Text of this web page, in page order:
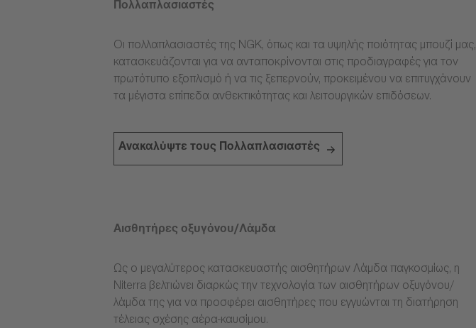
Πολλαπλασιαστές
Οι πολλαπλασιαστές της NGK, όπως και τα υψηλής ποιότητας μπουζί μας,
κατασκευάζονται για να ανταποκρίνονται στις προδιαγραφές για τον
πρωτότυπο εξοπλισμό ή να τις ξεπερνούν, προκειμένου να επιτυγχάνουν
τα μέγιστα επίπεδα ανθεκτικότητας και λειτουργικών επιδόσεων.
Ανακαλύψτε τους Πολλαπλασιαστές
Αισθητήρες οξυγόνου/Λάμδα
Ως ο μεγαλύτερος κατασκευαστής αισθητήρων Λάμδα παγκοσμίως, η
Niterra βελτιώνει διαρκώς την τεχνολογία των αισθητήρων οξυγόνου/
λάμδα της για να προσφέρει αισθητήρες που εγγυώνται τη διατήρηση
τέλειας σχέσης αέρα-καυσίμου.